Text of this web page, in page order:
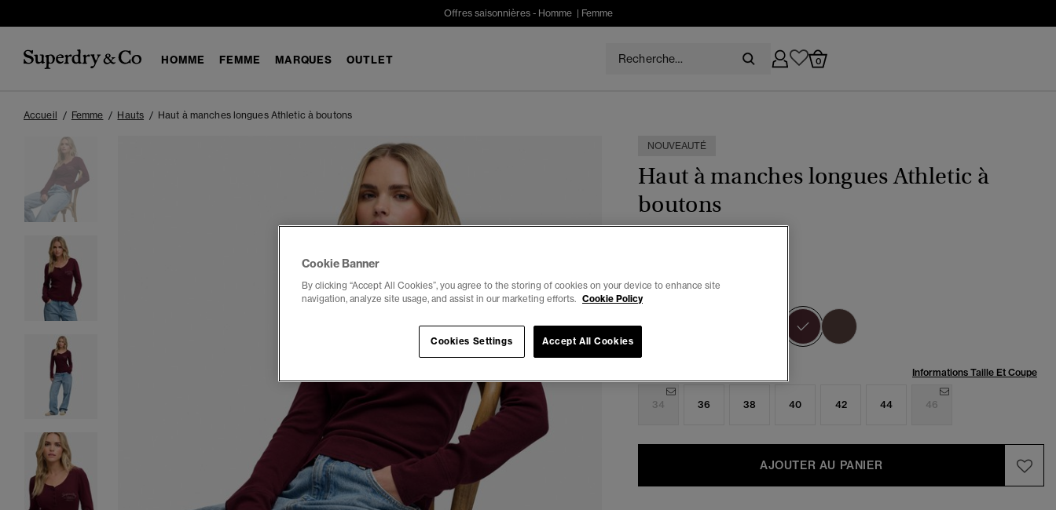
Offres saisonnières - Homme| Femme
HOMME FEMME MARQUES OUTLET 0
Accueil Femme Hauts Haut à manches longues Athletic à boutons
NOUVEAUTÉ
Haut à manches longues Athletic à
boutons
Couleur :
sélectionné
Informations Taille Et Coupe
34 36 38 40 42 44 46
AJOUTER AU PANIER
Cookie Banner
By clicking “Accept All Cookies”, you agree to the storing of cookies on your device to enhance site
navigation, analyze site usage, and assist in our marketing efforts. Cookie Policy
Cookies Settings Accept All Cookies